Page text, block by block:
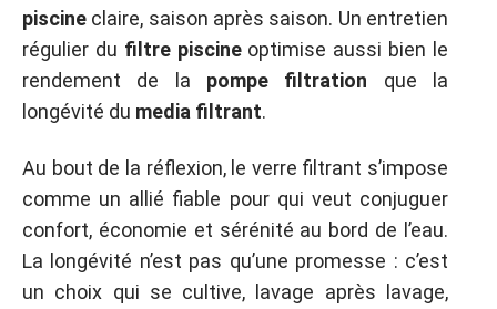
piscine claire, saison après saison. Un entretien
régulier du filtre piscineoptimise aussi bien le
rendement de la pompe filtration que la
longévité du media filtrant.
Au bout de la réflexion, le verre filtrant s’impose
comme un allié fiable pour qui veut conjuguer
confort, économie et sérénité au bord de l’eau.
La longévité n’est pas qu’une promesse : c’est
un choix qui se cultive, lavage après lavage,